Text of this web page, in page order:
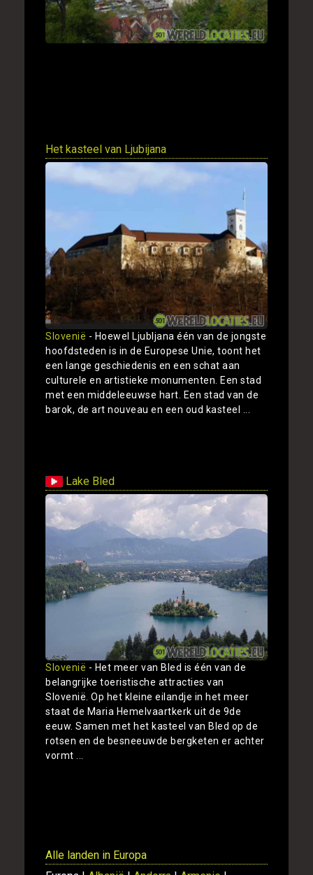
Het kasteel van Ljubijana
Slovenië - Hoewel Ljubljana één van de jongste
hoofdsteden is in de Europese Unie, toont het
een lange geschiedenis en een schat aan
culturele en artistieke monumenten. Een stad
met een middeleeuwse hart. Een stad van de
barok, de art nouveau en een oud kasteel ...
Lake Bled
Slovenië - Het meer van Bled is één van de
belangrijke toeristische attracties van
Slovenië. Op het kleine eilandje in het meer
staat de Maria Hemelvaartkerk uit de 9de
eeuw. Samen met het kasteel van Bled op de
rotsen en de besneeuwde bergketen er achter
vormt ...
Alle landen in Europa